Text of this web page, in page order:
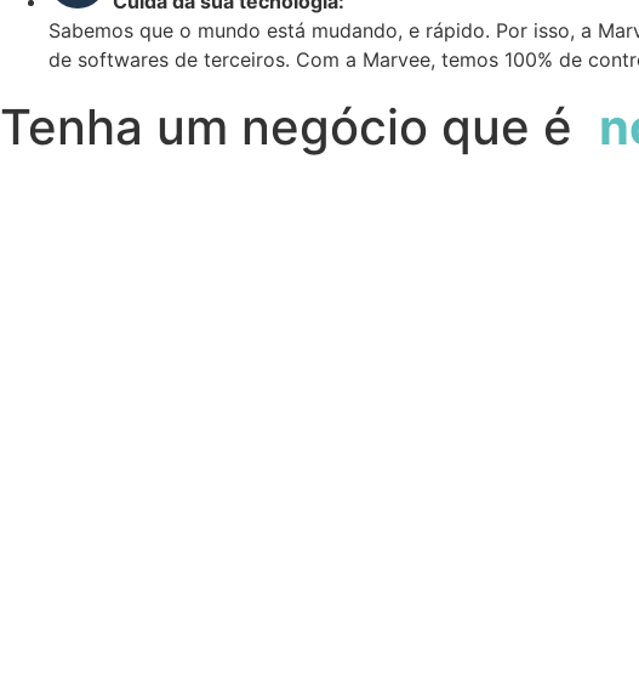
Sabemos que o mundo está mudando, e rápido. Por isso, a
de softwares de terceiros. Com a Marvee, temos 100% de
Tenha um negócio que é